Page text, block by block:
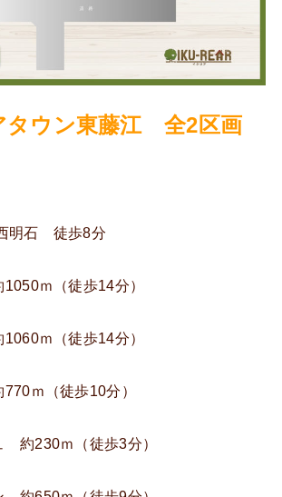
タウン東藤江 全2区画
明石 徒歩8分
ｍ（徒歩14分）
ｍ（徒歩14分）
ｍ（徒歩10分）
約230ｍ（徒歩3分）